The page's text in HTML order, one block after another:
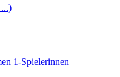
1-Spielerinnen